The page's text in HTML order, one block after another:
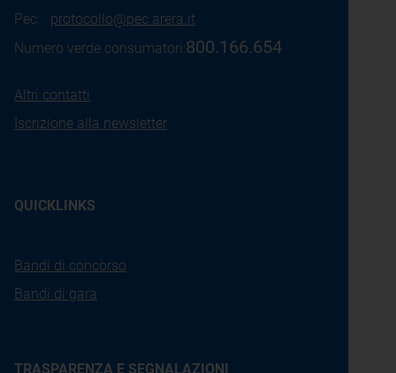
Pec: protocollo@pec.arera.it
Numero verde consumatori:800.166.654
Altri contatti
Iscrizione alla newsletter
QUICKLINKS
Bandi di concorso
Bandi di gara
TRASPARENZA E SEGNALAZIONI